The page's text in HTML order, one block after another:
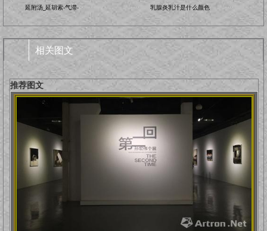
延附汤_延胡索-气滞-
乳腺炎乳汁是什么颜色
相关图文
推荐图文